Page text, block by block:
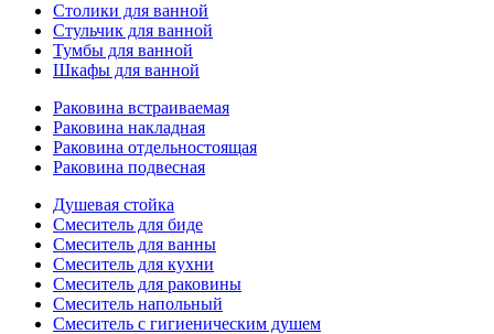
Столики для ванной
Стульчик для ванной
Тумбы для ванной
Шкафы для ванной
Раковина встраиваемая
Раковина накладная
Раковина отдельностоящая
Раковина подвесная
Душевая стойка
Смеситель для биде
Смеситель для ванны
Смеситель для кухни
Смеситель для раковины
Смеситель напольный
Смеситель с гигиеническим душем